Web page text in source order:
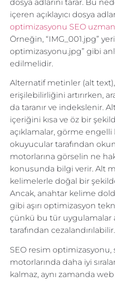
dosya adlarını tarar. Bu
içeren açıklayıcı dosya
optimizasyonu SEO
Örneğin, “IMG_001.jpg”
optimizasyonu.jpg” gibi
edilmelidir.
Alternatif metinler (alt
erişilebilirliğini artırırken,
da taranır ve indekslenir.
içeriğini kısa ve öz bir
açıklamalar, görme engelli
okuyucular tarafından
motorlarına görselin ne
konusunda bilgi verir. Alt
kelimelerle doğal bir
Ancak, anahtar kelime
gibi aşırı optimizasyon
çünkü bu tür uygulamalar
tarafından cezalandırılabilir.
SEO resim optimizasyonu,
motorlarında daha iyi
kalmaz, aynı zamanda